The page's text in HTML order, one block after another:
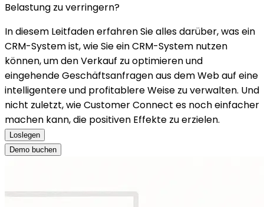
Belastung zu verringern?
In diesem Leitfaden erfahren Sie alles darüber, was ein
CRM-System ist, wie Sie ein CRM-System nutzen
können, um den Verkauf zu optimieren und
eingehende Geschäftsanfragen aus dem Web auf eine
intelligentere und profitablere Weise zu verwalten. Und
nicht zuletzt, wie Customer Connect es noch einfacher
machen kann, die positiven Effekte zu erzielen.
Loslegen
Demo buchen